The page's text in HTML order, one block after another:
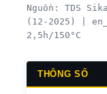
Nguồn: TDS
(12-2025) |
2,5h/150°C
THÔNG SỐ